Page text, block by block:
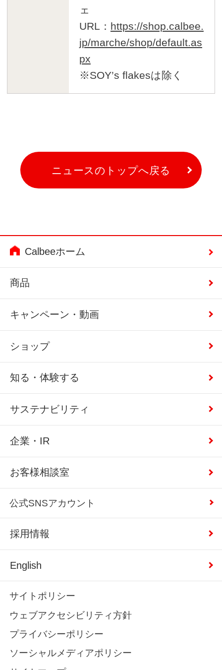
ェ
URL： https://shop.calbee.
jp/marche/shop/default.as
px
※SOY’s flakesは除く
ニュースのトップへ戻る
Calbeeホーム
商品
キャンペーン・動画
ショップ
知る・体験する
サステナビリティ
企業・IR
お客様相談室
公式SNSアカウント
採用情報
English
サイトポリシー
ウェブアクセシビリティ方針
プライバシーポリシー
ソーシャルメディアポリシー